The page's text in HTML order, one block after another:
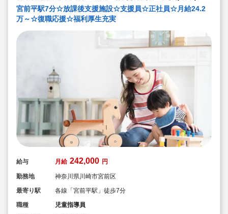
宮前平駅7分☆放課後支援施設☆支援員☆正社員☆月給24.2
万～☆復職応援☆福利厚生充実
給与 月給 242,000 円
勤務地
神奈川県川崎市宮前区
最寄り駅
各線「宮前平駅」徒歩7分
職種
児童指導員